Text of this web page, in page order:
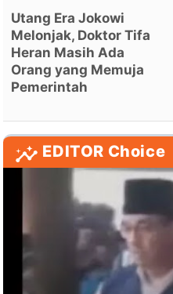
Utang Era Jokowi
Melonjak, Doktor Tifa
Heran Masih Ada
Orang yang Memuja
Pemerintah
EDITOR Choice